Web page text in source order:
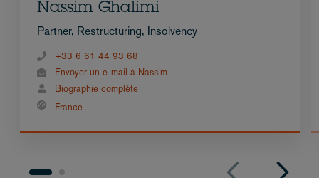
Nassim Ghalimi
Partner, Restructuring, Insolvency
+33 6 61 44 93 68
Envoyer un e-mail à Nassim
Biographie complète
France